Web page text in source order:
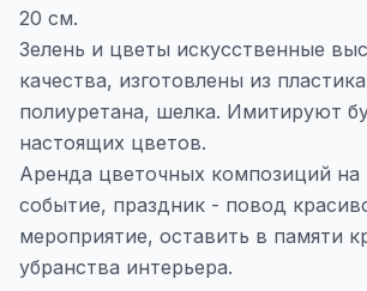
20 см.
Зелень и цветы искусственные
качества, изготовлены из
полиуретана, шелка. Имитируют
настоящих цветов.
Аренда цветочных композиций на
событие, праздник - повод
мероприятие, оставить в памяти
убранства интерьера.